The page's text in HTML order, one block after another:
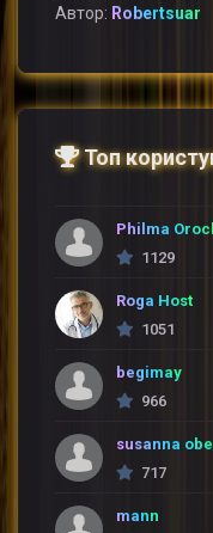
Автор: Robertsuar
Топ
Philma
1129
Roga Host
1051
begimay
966
susanna
717
mann